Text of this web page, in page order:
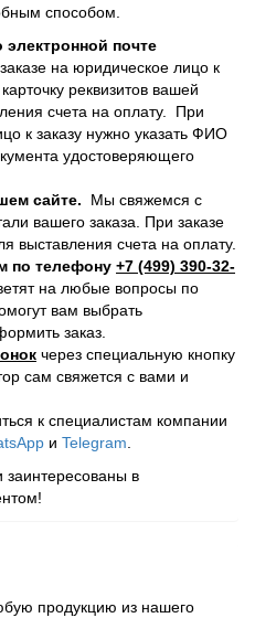
способом.
почте
заказе на юридическое лицо к
реквизитов вашей
счета на оплату. При
к заказу нужно указать ФИО
удостоверяющего
сайте. Мы свяжемся с
вашего заказа. При заказе
выставления счета на оплату.
по телефону +7 (499) 390-32-
на любые вопросы по
вам выбрать
заказ.
через специальную кнопку
сам свяжется с вами и
к специалистам компании
и Telegram
в
продукцию из нашего